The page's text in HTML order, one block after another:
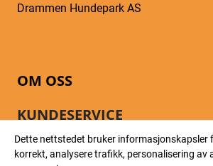
Drammen Hundepark AS
OM OSS
DRAMMEN HUNDEPARK AS
Gartneriveien 5
3057 SOLBERGELVA
KUNDESERVICE
Forsendelse og retur
NYHETSBREV
Dette nettstedet bruker informasjonskapsler
korrekt, analysere trafikk, personalisering av